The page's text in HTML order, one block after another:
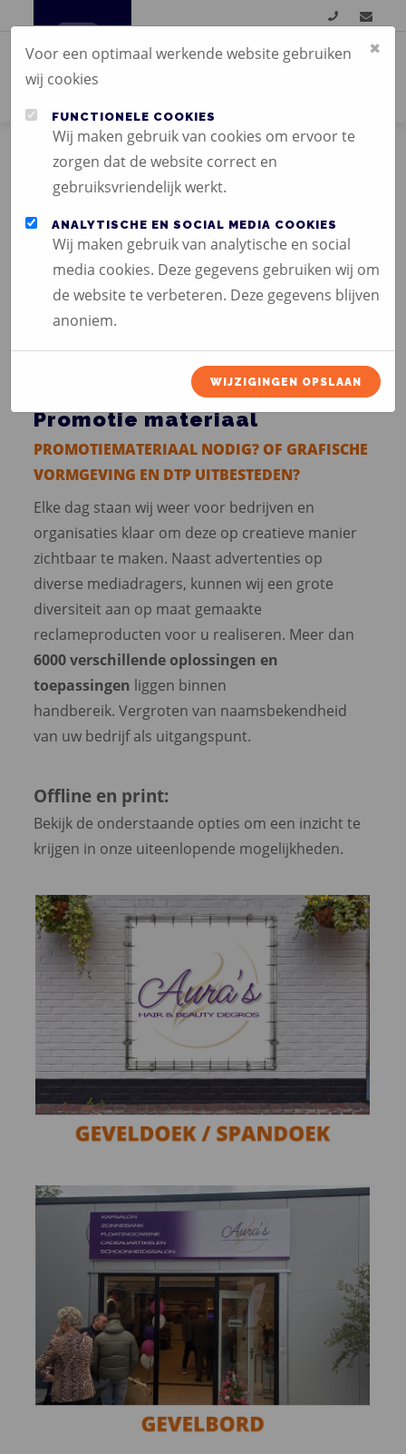
PROMOTIE MATERIAAL
Promotie materiaal
PROMOTIEMATERIAAL NODIG? OF GRAFISCHE
VORMGEVING EN DTP UITBESTEDEN?
Elke dag staan wij weer voor bedrijven en
organisaties klaar om deze op creatieve manier
zichtbaar te maken. Naast advertenties op
diverse mediadragers, kunnen wij een grote
diversiteit aan op maat gemaakte
reclameproducten voor u realiseren. Meer dan
6000 verschillende oplossingen en
toepassingen liggen binnen
handbereik. Vergroten van naamsbekendheid
van uw bedrijf als uitgangspunt.
Offline en print:
Bekijk de onderstaande opties om een inzicht te
krijgen in onze uiteenlopende mogelijkheden.
×
Voor een optimaal werkende website gebruiken
wij cookies
FUNCTIONELE COOKIES
Wij maken gebruik van cookies om ervoor te
zorgen dat de website correct en
gebruiksvriendelijk werkt.
ANALYTISCHE EN SOCIAL MEDIA COOKIES
Wij maken gebruik van analytische en social
media cookies. Deze gegevens gebruiken wij om
de website te verbeteren. Deze gegevens blijven
anoniem.
WIJZIGINGEN OPSLAAN